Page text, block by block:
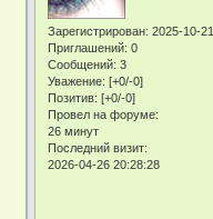
Зарегистрирован: 2025-10-21
Приглашений: 0
Сообщений: 3
Уважение: [+0/-0]
Позитив: [+0/-0]
Провел на форуме:
26 минут
Последний визит:
2026-04-26 20:28:28